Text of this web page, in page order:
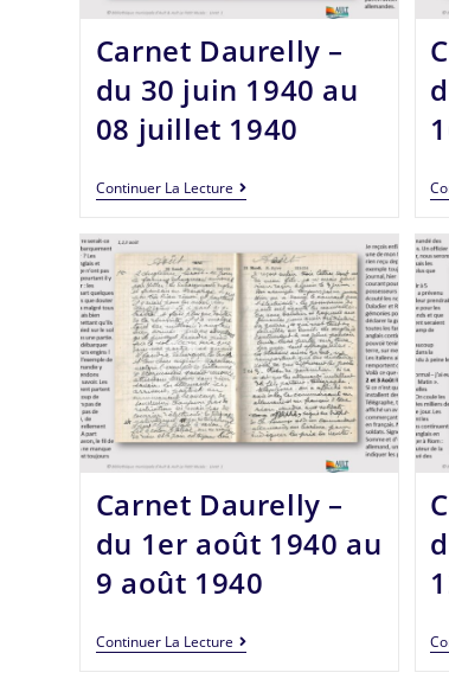
Carnet Daurelly –
du 30 juin 1940 au
08 juillet 1940
Continuer La Lecture
Carnet Daurelly –
du 1er août 1940 au
9 août 1940
Continuer La Lecture